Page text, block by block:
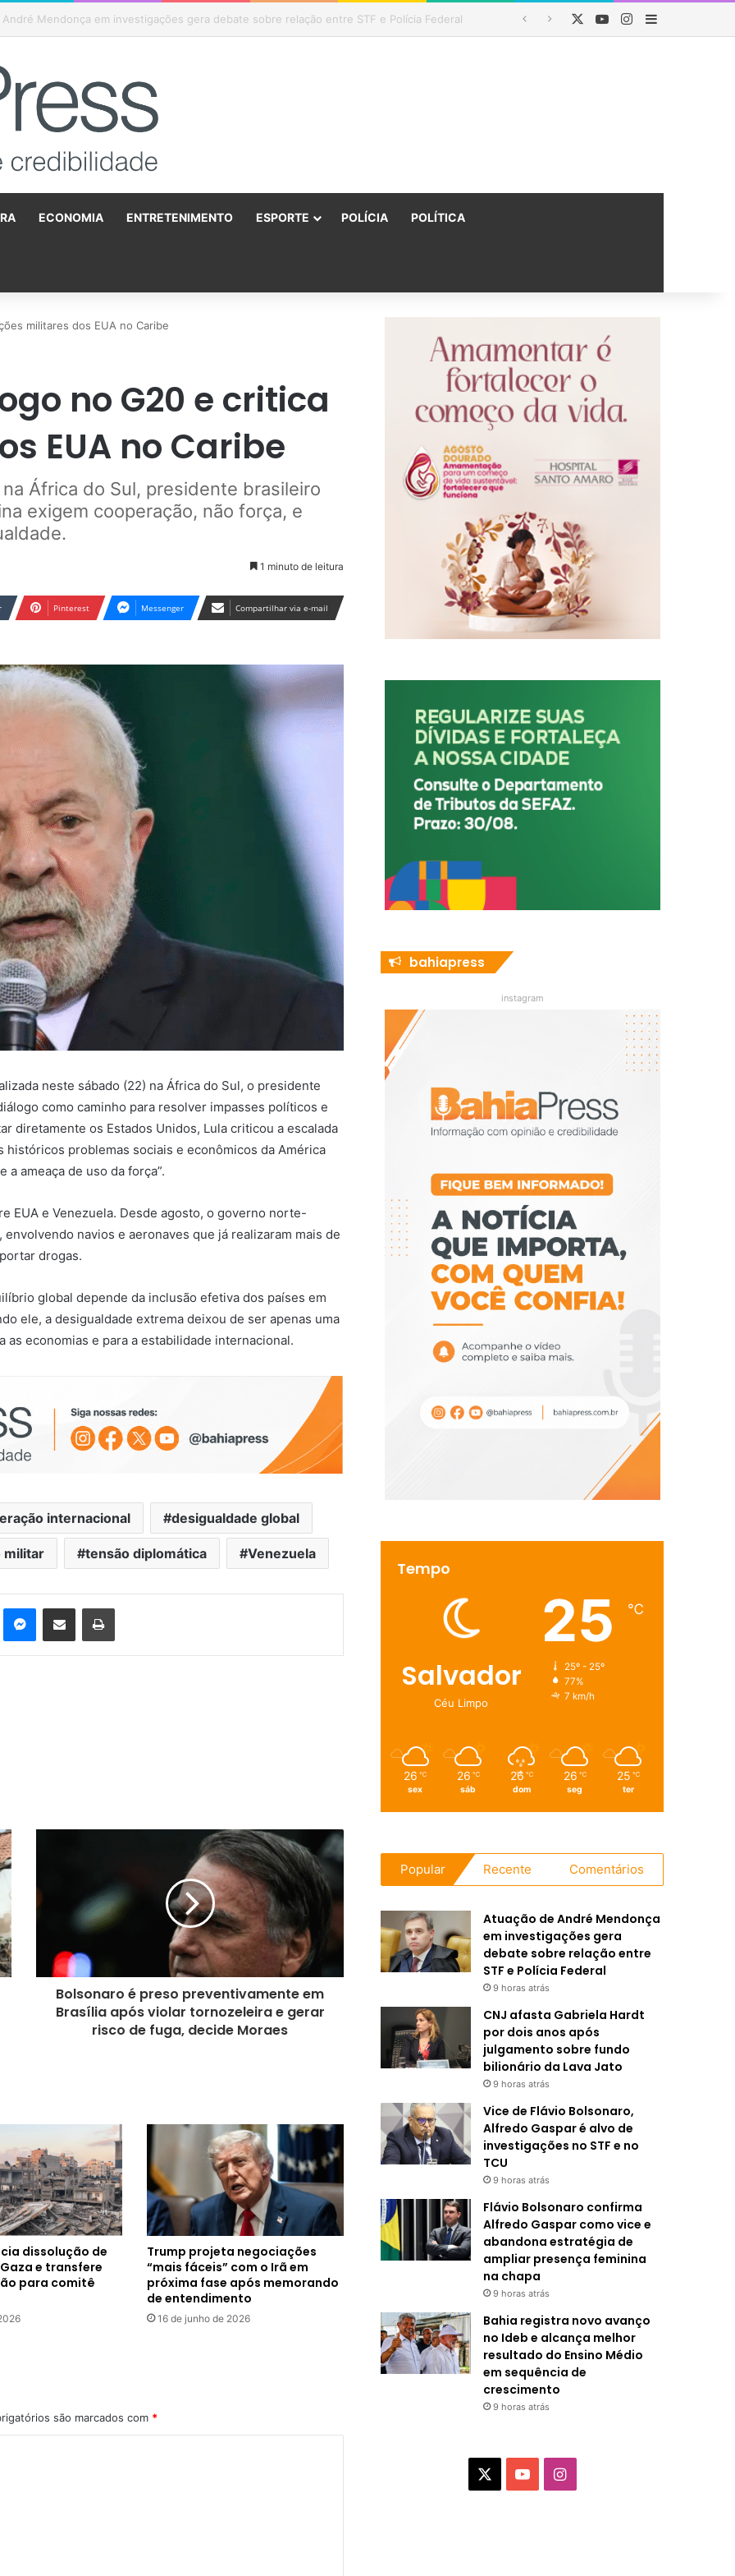
Hardt por dois anos após julgamento sobre fundo bilionário da Lava Jato YouTubeInstagram
ECONOMIA ENTRETENIMENTO ESPORTE POLÍCIA POLÍTICA
militares dos EUA no Caribe
no G20 e critica
EUA no Caribe
África do Sul, presidente brasileiro
exigem cooperação, não força, e
1 minuto de leitura
Pinterest Messenger Compartilhar via e-mail
neste sábado (22) na África do Sul, o presidente
como caminho para resolver impasses políticos e
diretamente os Estados Unidos, Lula criticou a escalada
problemas sociais e econômicos da América
ameaça de uso da força”.
EUA e Venezuela. Desde agosto, o governo norte-
navios e aeronaves que já realizaram mais de
drogas.
global depende da inclusão efetiva dos países em
ele, a desigualdade extrema deixou de ser apenas uma
economias e para a estabilidade internacional.
internacional desigualdade global
militar tensão diplomática Venezuela
Bolsonaro é preso preventivamente em
Brasília após violar tornozeleira e gerar
risco de fuga, decide Moraes
dissolução de
e transfere
para comitê
Trump projeta negociações
“mais fáceis” com o Irã em
próxima fase após memorando
de entendimento
16 de junho de 2026
são marcados com *
bahiapress
instagram
Tempo
Salvador
Céu Limpo
25 ℃
25º - 25º
77%
7 km/h
26 ℃
sex
26 ℃
sáb
26 ℃
dom
26 ℃
seg
25 ℃
ter
Popular Recente Comentários
Atuação de André Mendonça
em investigações gera
debate sobre relação entre
STF e Polícia Federal
9 horas atrás
CNJ afasta Gabriela Hardt
por dois anos após
julgamento sobre fundo
bilionário da Lava Jato
9 horas atrás
Vice de Flávio Bolsonaro,
Alfredo Gaspar é alvo de
investigações no STF e no
TCU
9 horas atrás
Flávio Bolsonaro confirma
Alfredo Gaspar como vice e
abandona estratégia de
ampliar presença feminina
na chapa
9 horas atrás
Bahia registra novo avanço
no Ideb e alcança melhor
resultado do Ensino Médio
em sequência de
crescimento
9 horas atrás
Y
I